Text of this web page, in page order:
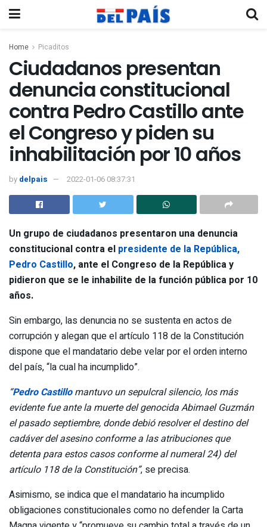
Home Picaditos
Ciudadanos presentan
denuncia constitucional
contra Pedro Castillo ante
el Congreso y piden su
inhabilitación por 10 años
by delpais 2022-01-06 08:37:31
Un grupo de ciudadanos presentaron una denuncia
constitucional contra el presidente de la República,
Pedro Castillo, ante el Congreso de la República y
pidieron que se le inhabilite de la función pública por 10
años.
Sin embargo, las denuncia no se sustenta en actos de
corrupción y alegan que el artículo 118 de la Constitución
dispone que el mandatario debe velar por el orden interno
del país, “la cual ha incumplido”.
“Pedro Castillomantuvo un sepulcral silencio, los más
evidente fue ante la muerte del genocida Abimael Guzmán
el pasado septiembre, donde debió resolver el destino del
cadáver del asesino conforme a las atribuciones que
detenta para estos casos conforme al numeral 24) del
artículo 118 de la Constitución”, se precisa.
Asimismo, se indica que el mandatario ha incumplido
obligaciones constitucionales como no defender la Carta